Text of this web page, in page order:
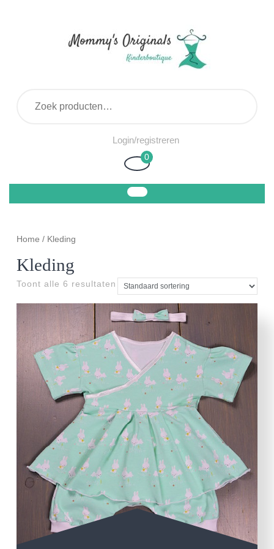
Login/registrerenLogin/registreren
Winkelwagen
0
Home / Kleding
Kleding
Toont alle 6 resultaten